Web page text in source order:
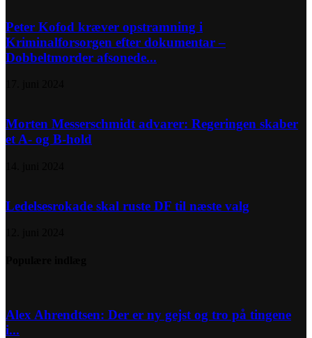
Peter Kofod kræver opstramning i
Kriminalforsorgen efter dokumentar –
Dobbeltmorder afsonede...
Morten Messerschmidt advarer: Regeringen skaber
et A- og B-hold
Ledelsesrokade skal ruste DF til næste valg
Alex Ahrendtsen: Der er ny gejst og tro på tingene
i...